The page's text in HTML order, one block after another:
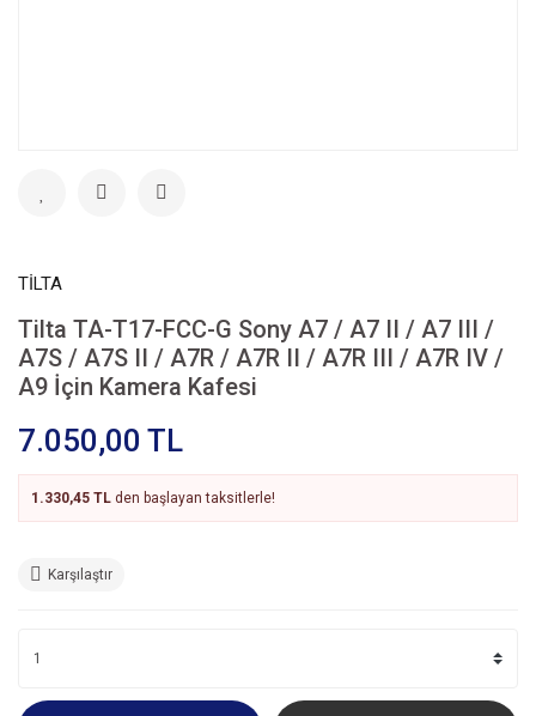
TİLTA
Tilta TA-T17-FCC-G Sony A7 / A7 II / A7 III /
A7S / A7S II / A7R / A7R II / A7R III / A7R IV /
A9 İçin Kamera Kafesi
7.050,00 TL
1.330,45 TL den başlayan taksitlerle!
Karşılaştır